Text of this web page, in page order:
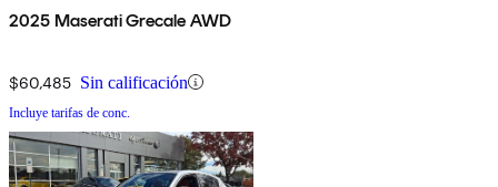
2025 Maserati Grecale AWD
$60,485 Sin calificación
Incluye tarifas de conc.